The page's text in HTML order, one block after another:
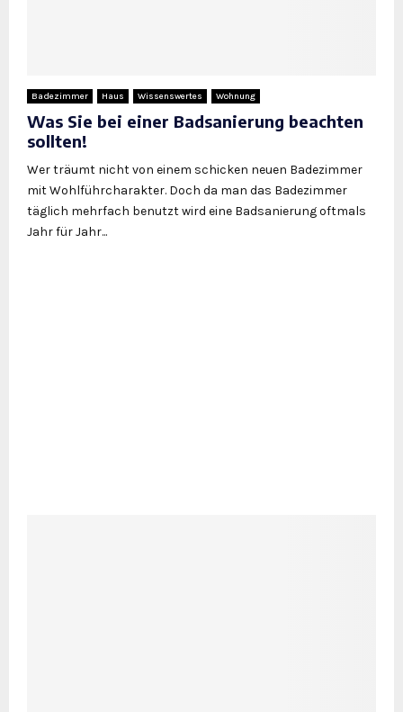
Badezimmer Haus Wissenswertes Wohnung
Was Sie bei einer Badsanierung beachten
sollten!
Wer träumt nicht von einem schicken neuen Badezimmer
mit Wohlführcharakter. Doch da man das Badezimmer
täglich mehrfach benutzt wird eine Badsanierung oftmals
Jahr für Jahr...